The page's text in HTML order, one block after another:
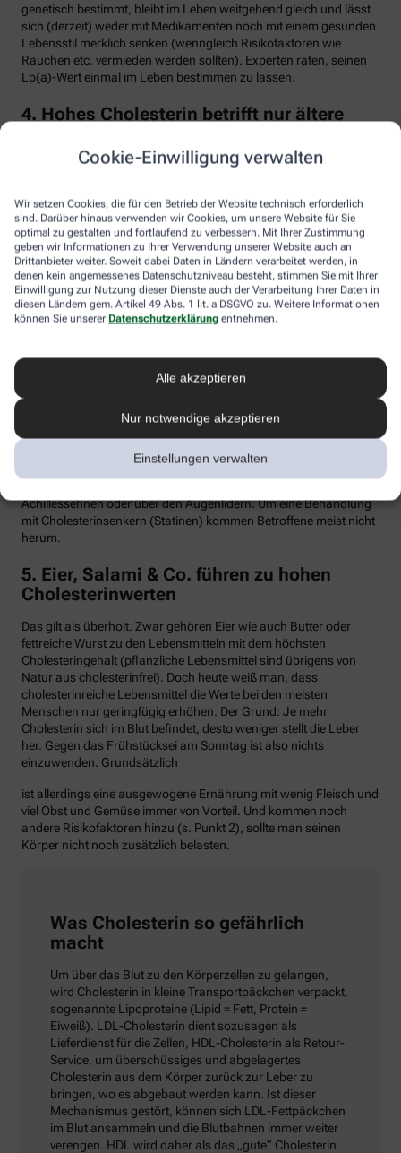
Cookie-Einwilligung verwalten
Wir setzen Cookies, die für den Betrieb der Website technisch erforderlich
sind. Darüber hinaus verwenden wir Cookies, um unsere Website für Sie
optimal zu gestalten und fortlaufend zu verbessern. Mit Ihrer Zustimmung
geben wir Informationen zu Ihrer Verwendung unserer Website auch an
Drittanbieter weiter. Soweit dabei Daten in Ländern verarbeitet werden, in
denen kein angemessenes Datenschutzniveau besteht, stimmen Sie mit Ihrer
Einwilligung zur Nutzung dieser Dienste auch der Verarbeitung Ihrer Daten in
diesen Ländern gem. Artikel 49 Abs. 1 lit. a DSGVO zu. Weitere Informationen
können Sie unserer Datenschutzerklärung entnehmen.
Alle akzeptieren
Nur notwendige akzeptieren
Einstellungen verwalten
genetisch bestimmt, bleibt im Leben weitgehend gleich und lässt
sich (derzeit) weder mit Medikamenten noch mit einem gesunden
Lebensstil merklich senken (wenngleich Risikofaktoren wie
Rauchen etc. vermieden werden sollten). Experten raten, seinen
Lp(a)-Wert einmal im Leben bestimmen zu lassen.
4. Hohes Cholesterin betrifft nur ältere
Falsch. Zwar steigt das Risiko für erhöhte Cholesterinwerte mit
Hypercholesterinämie (FH) haben jedoch schon von Geburt an
erhöhte Blutfettwerte. Bei der erblich bedingten
Stoffwechselerkrankung sammelt sich durch einen Gendefekt
sehr viel LDL-Cholesterin im Blut an (über 190 bis 500 mg/dl) und
lagert sich an den Wänden der Arterien und Venen ab. Betroffene
entwickeln oft schon im jungen Erwachsenenalter eine
Arteriosklerose.
bis zur Menopause durch Hormone besser geschützt, bei ihnen
sind es rund 30 Prozent bis zum Alter von 60 Jahren. Die familiäre
Hypercholesterinämie kommt bei etwa einer von 300 Personen
vor. Sind in der Familie Fälle von frühen Herzinfarkten, Stents oder
Bypass-Operationen bekannt, sollte man sein Cholesterin
dringend überprüfen lassen. Anzeichen können auch gelbliche
Achillessehnen oder über den Augenlidern. Um eine Behandlung
mit Cholesterinsenkern (Statinen) kommen Betroffene meist nicht
herum.
5. Eier, Salami & Co. führen zu hohen
Cholesterinwerten
Das gilt als überholt. Zwar gehören Eier wie auch Butter oder
fettreiche Wurst zu den Lebensmitteln mit dem höchsten
Cholesteringehalt (pflanzliche Lebensmittel sind übrigens von
Natur aus cholesterinfrei). Doch heute weiß man, dass
cholesterinreiche Lebensmittel die Werte bei den meisten
Menschen nur geringfügig erhöhen. Der Grund: Je mehr
Cholesterin sich im Blut befindet, desto weniger stellt die Leber
her. Gegen das Frühstücksei am Sonntag ist also nichts
einzuwenden. Grundsätzlich
ist allerdings eine ausgewogene Ernährung mit wenig Fleisch und
viel Obst und Gemüse immer von Vorteil. Und kommen noch
andere Risikofaktoren hinzu (s. Punkt 2), sollte man seinen
Körper nicht noch zusätzlich belasten.
Was Cholesterin so gefährlich
macht
Um über das Blut zu den Körperzellen zu gelangen,
wird Cholesterin in kleine Transportpäckchen verpackt,
sogenannte Lipoproteine (Lipid = Fett, Protein =
Eiweiß). LDL-Cholesterin dient sozusagen als
Lieferdienst für die Zellen, HDL-Cholesterin als Retour-
Service, um überschüssiges und abgelagertes
Cholesterin aus dem Körper zurück zur Leber zu
bringen, wo es abgebaut werden kann. Ist dieser
Mechanismus gestört, können sich LDL-Fettpäckchen
im Blut ansammeln und die Blutbahnen immer weiter
verengen. HDL wird daher als das „gute“ Cholesterin